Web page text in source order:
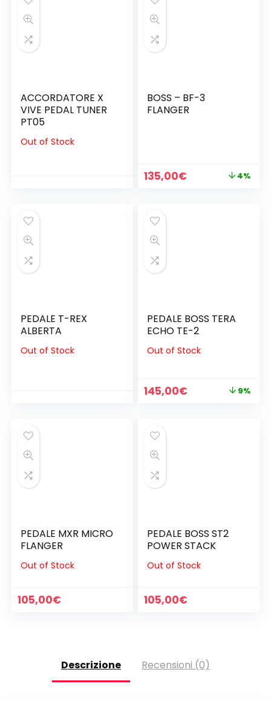
ACCORDATORE X
VIVE PEDAL TUNER
PT05
Out of Stock
BOSS – BF-3
FLANGER
Il
140,00€.
135,00€ 4%
PEDALE T-REX
ALBERTA
Out of Stock
PEDALE BOSS TERA
ECHO TE-2
Out of Stock
Il
160,00€.
145,00€ 9%
PEDALE MXR MICRO
FLANGER
Out of Stock
105,00€
PEDALE BOSS ST2
POWER STACK
Out of Stock
105,00€
Descrizione Recensioni (0)